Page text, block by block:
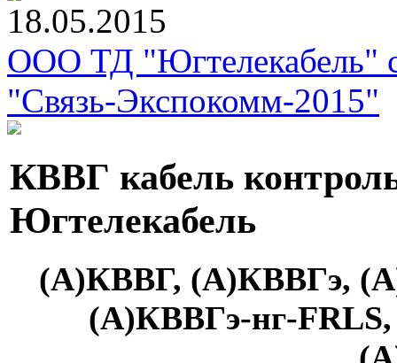
18.05.2015
ООО ТД "Югтелекабель"
"Связь-Экспокомм-2015"
КВВГ кабель
Югтелекабель
(А)КВВГ, (А)КВВГэ,
(А)КВВГэ-нг-FRLS